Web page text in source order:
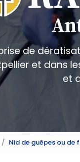
de
et dans
et
Nid de guêpes ou